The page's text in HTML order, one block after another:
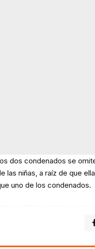
dos condenados se
las niñas, a raíz de que
uno de los condenados.